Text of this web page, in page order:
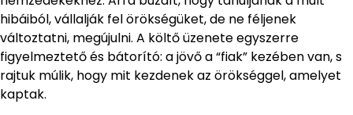
hibáiból, vállalják fel örökségüket, de ne féljenek
változtatni, megújulni. A költő üzenete egyszerre
figyelmeztető és bátorító: a jövő a “fiak” kezében van, s
rajtuk múlik, hogy mit kezdenek az örökséggel, amelyet
kaptak.